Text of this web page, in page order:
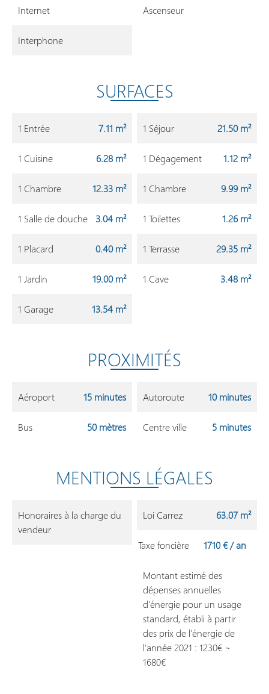
Internet Ascenseur
Interphone
SURFACES
1 Entrée 7.11 m² 1 Séjour 21.50 m²
1 Cuisine 6.28 m² 1 Dégagement 1.12 m²
1 Chambre 12.33 m² 1 Chambre 9.99 m²
1 Salle de douche 3.04 m² 1 Toilettes 1.26 m²
1 Placard 0.40 m² 1 Terrasse 29.35 m²
1 Jardin 19.00 m² 1 Cave 3.48 m²
1 Garage 13.54 m²
PROXIMITÉS
Aéroport 15 minutes Autoroute 10 minutes
Bus 50 mètres Centre ville 5 minutes
MENTIONS LÉGALES
Honoraires à la charge du
vendeur
Loi Carrez 63.07 m²
Taxe foncière 1710 € / an
Montant estimé des
dépenses annuelles
d'énergie pour un usage
standard, établi à partir
des prix de l'énergie de
l'année 2021 : 1230€ ~
1680€